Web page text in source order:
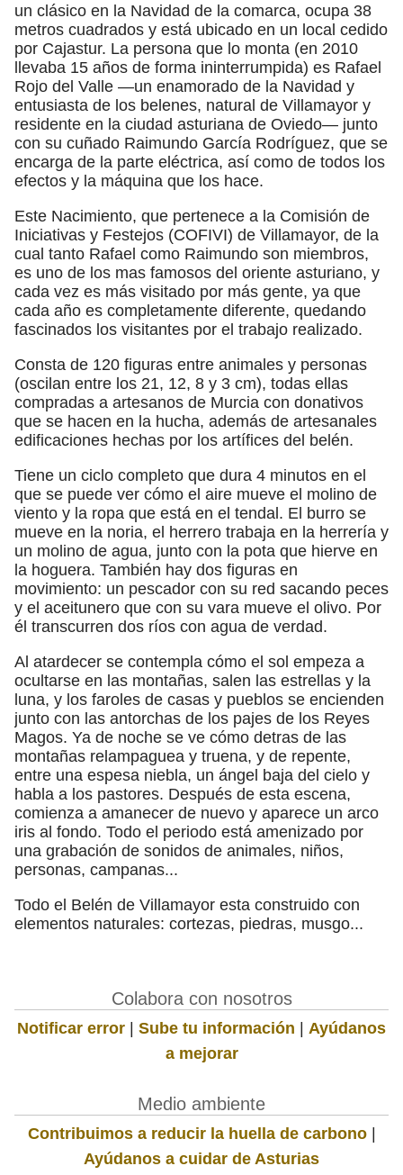
un clásico en la Navidad de la comarca, ocupa 38
metros cuadrados y está ubicado en un local cedido
por Cajastur. La persona que lo monta (en 2010
llevaba 15 años de forma ininterrumpida) es Rafael
Rojo del Valle —un enamorado de la Navidad y
entusiasta de los belenes, natural de Villamayor y
residente en la ciudad asturiana de Oviedo— junto
con su cuñado Raimundo García Rodríguez, que se
encarga de la parte eléctrica, así como de todos los
efectos y la máquina que los hace.
Este Nacimiento, que pertenece a la Comisión de
Iniciativas y Festejos (COFIVI) de Villamayor, de la
cual tanto Rafael como Raimundo son miembros,
es uno de los mas famosos del oriente asturiano, y
cada vez es más visitado por más gente, ya que
cada año es completamente diferente, quedando
fascinados los visitantes por el trabajo realizado.
Consta de 120 figuras entre animales y personas
(oscilan entre los 21, 12, 8 y 3 cm), todas ellas
compradas a artesanos de Murcia con donativos
que se hacen en la hucha, además de artesanales
edificaciones hechas por los artífices del belén.
Tiene un ciclo completo que dura 4 minutos en el
que se puede ver cómo el aire mueve el molino de
viento y la ropa que está en el tendal. El burro se
mueve en la noria, el herrero trabaja en la herrería y
un molino de agua, junto con la pota que hierve en
la hoguera. También hay dos figuras en
movimiento: un pescador con su red sacando peces
y el aceitunero que con su vara mueve el olivo. Por
él transcurren dos ríos con agua de verdad.
Al atardecer se contempla cómo el sol empeza a
ocultarse en las montañas, salen las estrellas y la
luna, y los faroles de casas y pueblos se encienden
junto con las antorchas de los pajes de los Reyes
Magos. Ya de noche se ve cómo detras de las
montañas relampaguea y truena, y de repente,
entre una espesa niebla, un ángel baja del cielo y
habla a los pastores. Después de esta escena,
comienza a amanecer de nuevo y aparece un arco
iris al fondo. Todo el periodo está amenizado por
una grabación de sonidos de animales, niños,
personas, campanas...
Todo el Belén de Villamayor esta construido con
elementos naturales: cortezas, piedras, musgo...
Colabora con nosotros
Notificar error | Sube tu información | Ayúdanos
a mejorar
Medio ambiente
Contribuimos a reducir la huella de carbono|
Ayúdanos a cuidar de Asturias